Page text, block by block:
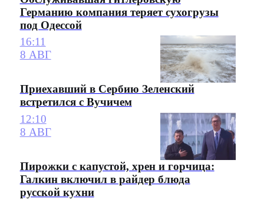
Германию компания теряет сухогрузы
под Одессой
16:11
8 АВГ
Приехавший в Сербию Зеленский
встретился с Вучичем
12:10
8 АВГ
Пирожки с капустой, хрен и горчица:
Галкин включил в райдер блюда
русской кухни